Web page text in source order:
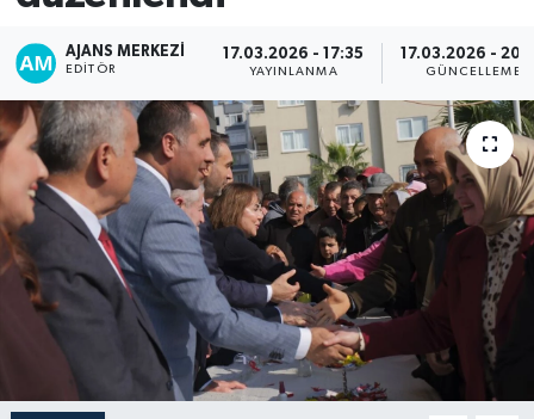
AJANS MERKEZI
EDITÖR
17.03.2026 - 17:35
YAYINLANMA
17.03.2026 -
GÜNCELLEME